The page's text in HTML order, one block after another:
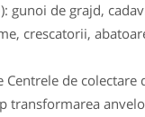
gunoi de grajd,
crescatorii,
Centrele de colectare
transformarea